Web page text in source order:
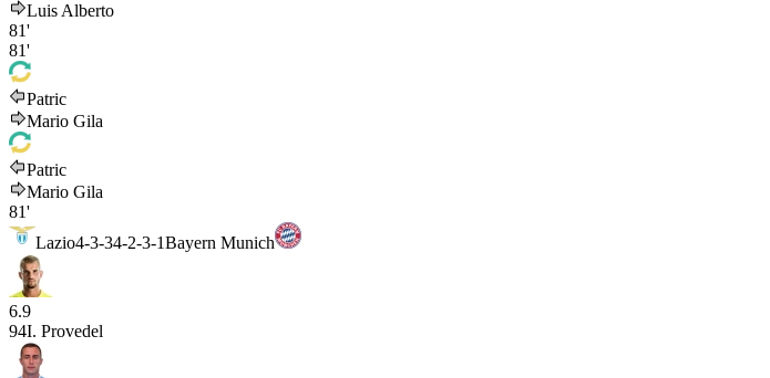
Luis Alberto
81'
81'
Patric
Mario Gila
Patric
Mario Gila
81'
Lazio4-3-34-2-3-1Bayern Munich
6.9
94I. Provedel